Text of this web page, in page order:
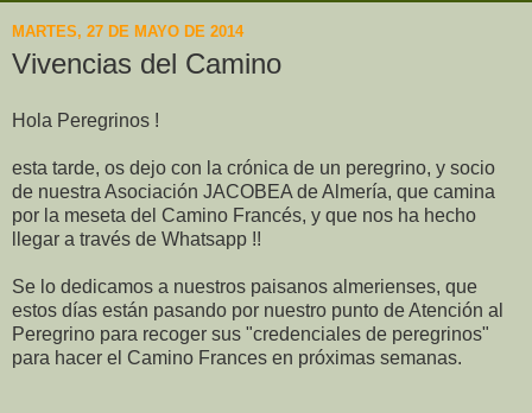
MARTES, 27 DE MAYO DE 2014
Vivencias del Camino
Hola Peregrinos !
esta tarde, os dejo con la crónica de un peregrino, y socio
de nuestra Asociación JACOBEA de Almería, que camina
por la meseta del Camino Francés, y que nos ha hecho
llegar a través de Whatsapp !!
Se lo dedicamos a nuestros paisanos almerienses, que
estos días están pasando por nuestro punto de Atención al
Peregrino para recoger sus "credenciales de peregrinos"
para hacer el Camino Frances en próximas semanas.